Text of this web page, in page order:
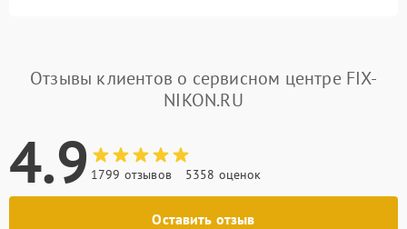
Отзывы клиентов о сервисном центре FIX-
NIKON.RU
4.9 1799 отзывов 5358 оценок
Оставить отзыв